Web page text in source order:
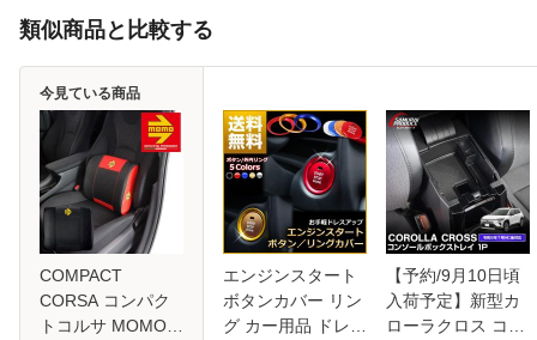
類似商品と比較する
COMPACT
CORSA コンパク
トコルサ MOMO
今見ている商品
エンジンスタート
ボタンカバー リン
グ カー用品 ドレス
【予約/9月10日頃
入荷予定】新型カ
ローラクロス コン